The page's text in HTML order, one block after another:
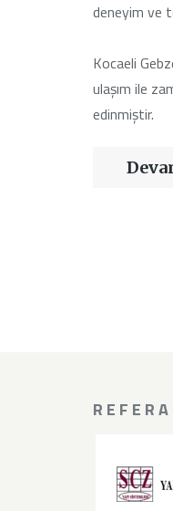
deneyim ve
Kocaeli
ulaşım ile
edinmiştir.